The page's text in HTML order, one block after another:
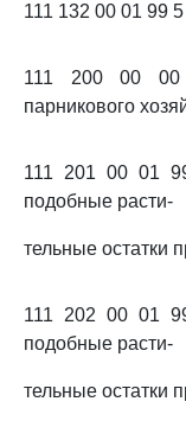
111 132 00 01 99
111 200 00 00
парникового
111 201 00 01
подобные расти-
тельные остатки
111 202 00 01
подобные расти-
тельные остатки